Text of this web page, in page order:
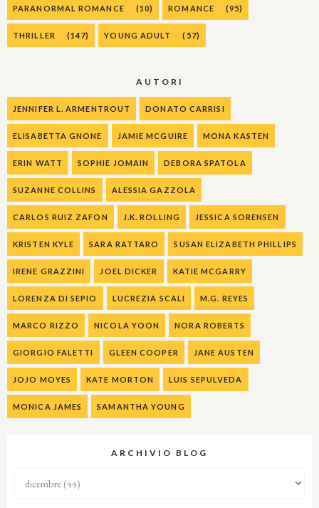
PARANORMAL ROMANCE (10) ROMANCE (95)
THRILLER (147) YOUNG ADULT (57)
AUTORI
JENNIFER L. ARMENTROUT DONATO CARRISI
ELISABETTA GNONE JAMIE MCGUIRE MONA KASTEN
ERIN WATT SOPHIE JOMAIN DEBORA SPATOLA
SUZANNE COLLINS ALESSIA GAZZOLA
CARLOS RUIZ ZAFON J.K. ROLLING JESSICA SORENSEN
KRISTEN KYLE SARA RATTARO SUSAN ELIZABETH PHILLIPS
IRENE GRAZZINI JOEL DICKER KATIE MCGARRY
LORENZA DI SEPIO LUCREZIA SCALI M.G. REYES
MARCO RIZZO NICOLA YOON NORA ROBERTS
GIORGIO FALETTI GLEEN COOPER JANE AUSTEN
JOJO MOYES KATE MORTON LUIS SEPULVEDA
MONICA JAMES SAMANTHA YOUNG
ARCHIVIO BLOG